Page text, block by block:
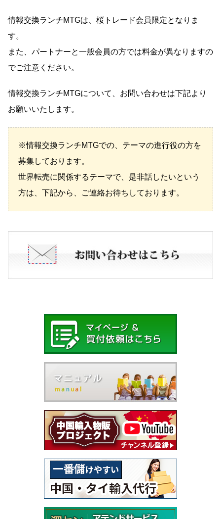
情報交換ランチMTGは、桜トレード会員限定となりま
す。
また、パートナーと一般会員の方では料金が異なりますの
でご注意ください。
情報交換ランチMTGについて、お問い合わせは下記より
お願いいたします。
※情報交換ランチMTGでの、テーマの進行役の方を
募集しております。
世界転売に関係するテーマで、是非話したいという
方は、下記から、ご連絡お待ちしております。